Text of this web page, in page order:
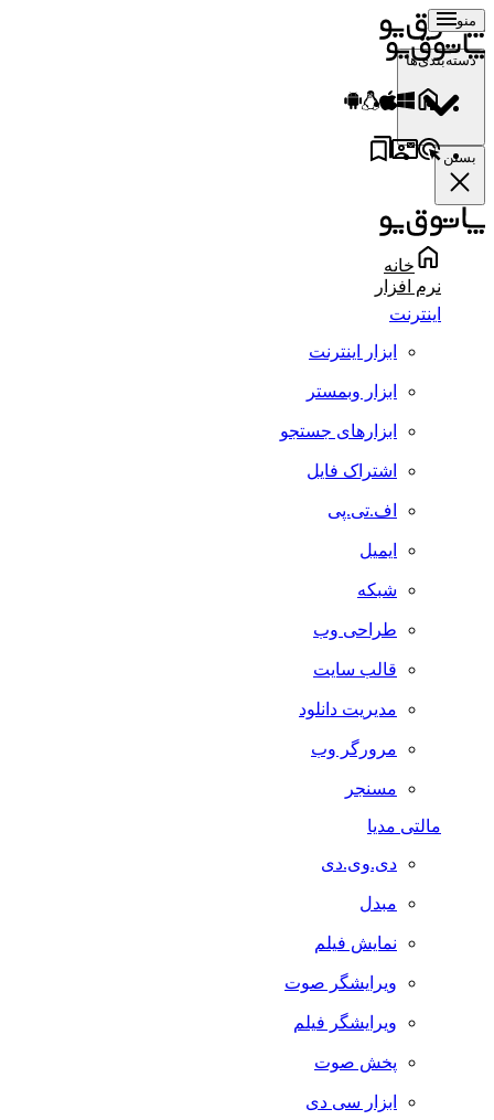
منو
دسته‌بندی‌ها
بستن
خانه
نرم افزار
اینترنت
ابزار اینترنت
ابزار وبمستر
ابزارهای جستجو
اشتراک فایل
اف.تی.پی
ایمیل
شبکه
طراحی وب
قالب سایت
مدیریت دانلود
مرورگر وب
مسنجر
مالتی مدیا
دی.وی.دی
مبدل
نمایش فیلم
ویرایشگر صوت
ویرایشگر فیلم
پخش صوت
ابزار سی دی